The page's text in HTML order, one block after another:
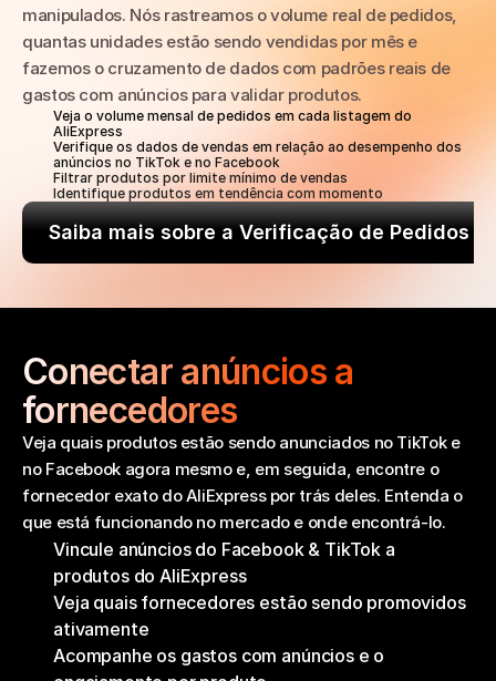
manipulados. Nós rastreamos o volume real de pedidos,
quantas unidades estão sendo vendidas por mês e
fazemos o cruzamento de dados com padrões reais de
gastos com anúncios para validar produtos.
Veja o volume mensal de pedidos em cada listagem do
AliExpress
Verifique os dados de vendas em relação ao desempenho dos
anúncios no TikTok e no Facebook
Filtrar produtos por limite mínimo de vendas
Identifique produtos em tendência com momento
Saiba mais sobre a Verificação de Pedidos
Conectar anúncios a
fornecedores
Veja quais produtos estão sendo anunciados no TikTok e
no Facebook agora mesmo e, em seguida, encontre o
fornecedor exato do AliExpress por trás deles. Entenda o
que está funcionando no mercado e onde encontrá-lo.
Vincule anúncios do Facebook & TikTok a
produtos do AliExpress
Veja quais fornecedores estão sendo promovidos
ativamente
Acompanhe os gastos com anúncios e o